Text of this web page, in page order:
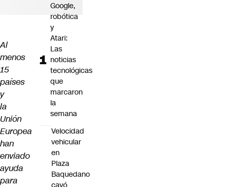
Al
menos
15
países
y
la
Unión
Europea
han
enviado
ayuda
para
Google,
robótica
y
Atari:
Las
noticias
tecnológicas
que
marcaron
la
semana
Velocidad
vehicular
en
Plaza
Baquedano
cayó